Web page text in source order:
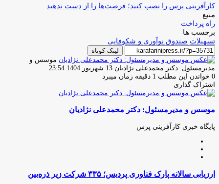
کارآفرینی پرس را نصب کنید؛ فرصت‌ها را از دست ندهید
منبع
راه پرداخت
برچسب ها
تسهیلات صندوق نوآوری و شکوفایی
لینک کوتاه
موسس و
مدیرمسئول: دکتر محمدعلی نژادیان ارسال
ایمیل
13 شهریور 1404 23:54
0 خواندن این مطلب 1 دقیقه زمان میبرد
اشتراک گذاری
فیس
توئیتر
لینکدین
واتس
تلگرام
اشتراک
از
ایمیل
چاپ
موسس و مدیرمسئول: دکتر محمدعلی نژادیان
پایگاه خبری کارآفرینی پرس
ارزیابی
سالانه
ارزیابی سالانه پارک فناوری پردیس؛ ۳۳۵ شرکت زیر ذره‌بین